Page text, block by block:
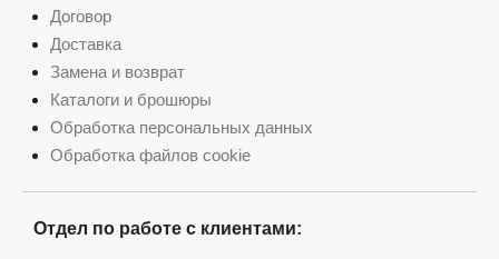
Договор
Доставка
Замена и возврат
Каталоги и брошюры
Обработка персональных данных
Обработка файлов cookie
Отдел по работе с клиентами: